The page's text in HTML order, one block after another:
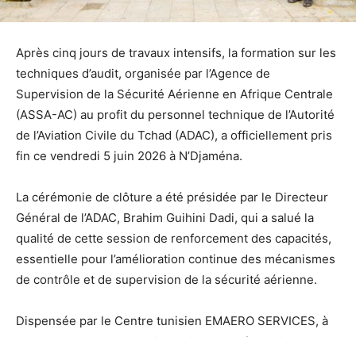
Après cinq jours de travaux intensifs, la formation sur les
techniques d’audit, organisée par l’Agence de
Supervision de la Sécurité Aérienne en Afrique Centrale
(ASSA-AC) au profit du personnel technique de l’Autorité
de l’Aviation Civile du Tchad (ADAC), a officiellement pris
fin ce vendredi 5 juin 2026 à N’Djaména.
La cérémonie de clôture a été présidée par le Directeur
Général de l’ADAC, Brahim Guihini Dadi, qui a salué la
qualité de cette session de renforcement des capacités,
essentielle pour l’amélioration continue des mécanismes
de contrôle et de supervision de la sécurité aérienne.
Dispensée par le Centre tunisien EMAERO SERVICES, à